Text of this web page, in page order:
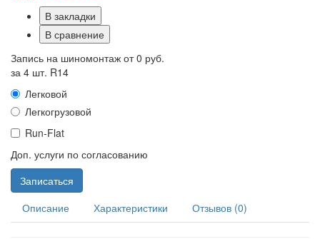
В закладки
В сравнение
Запись на шиномонтаж от0 руб.
за 4 шт. R14
Легковой
Легкогрузовой
Run-Flat
Доп. услуги по согласованию
Записаться
Описание
Характеристики Отзывов (0)